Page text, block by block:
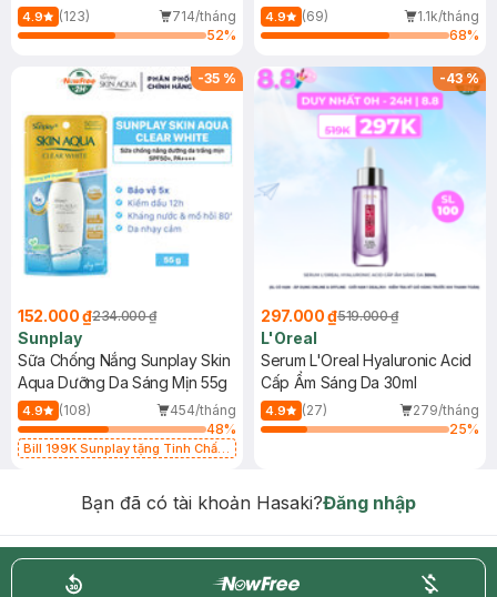
4.9 (123)
714/tháng
52%
(Mới)
4.9 (69)
1.1k/tháng
68%
-35 %
152.000 ₫234.000 ₫
Sunplay
Sữa Chống Nắng Sunplay Skin
Aqua Dưỡng Da Sáng Mịn 55g
4.9 (108)
454/tháng
48%
Bill 199K Sunplay tặng Tinh Chất
-43%
297.000 ₫519.000 ₫
L'Oreal
Serum L'Oreal Hyaluronic Acid
Cấp Ẩm Sáng Da 30ml
4.9 (27)
279/tháng
25%
Bạn đã có tài khoản Hasaki?Đăng nhập